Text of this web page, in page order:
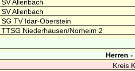
SV Allenbach
SV Allenbach
SG TV Idar-Oberstein
TTSG Niederhausen/Norheim 2
Herren
Kreis